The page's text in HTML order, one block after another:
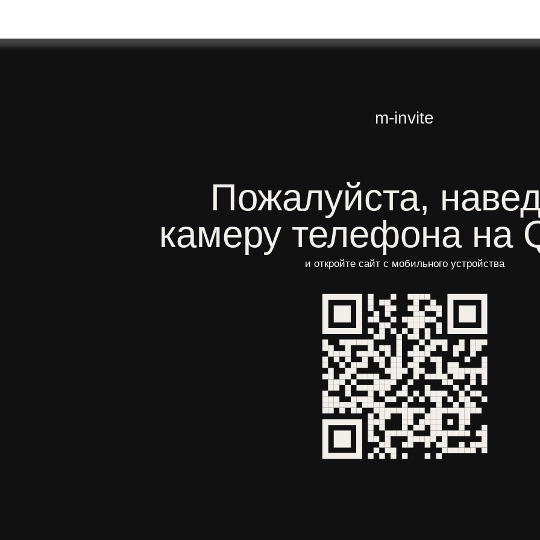
Пожалуйста, наведите
камеру телефона на QR-
и откройте сайт с мобильного устройства